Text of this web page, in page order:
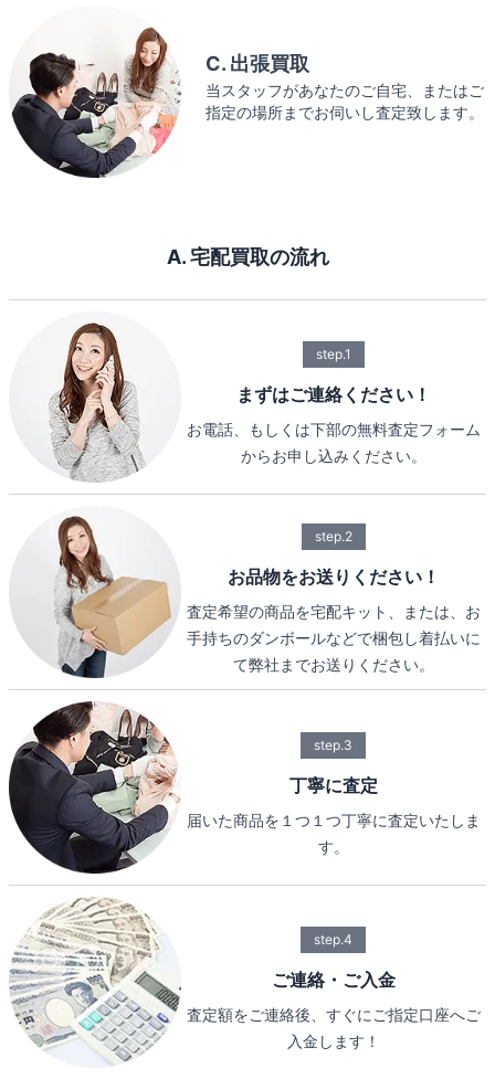
C. 出張買取
当スタッフがあなたのご自宅、またはご
指定の場所までお伺いし査定致します。
A. 宅配買取の流れ
step.1
まずはご連絡ください！
お電話、もしくは下部の無料査定フォーム
からお申し込みください。
step.2
お品物をお送りください！
査定希望の商品を宅配キット、または、お
手持ちのダンボールなどで梱包し着払いに
て弊社までお送りください。
step.3
丁寧に査定
届いた商品を１つ１つ丁寧に査定いたしま
す。
step.4
ご連絡・ご入金
査定額をご連絡後、すぐにご指定口座へご
入金します！